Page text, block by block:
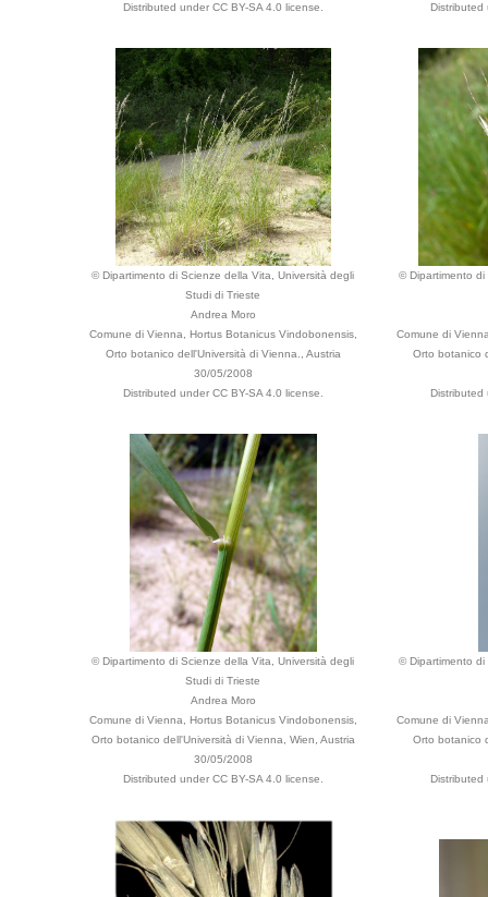
Distributed under CC BY-SA 4.0 license.
Distributed
© Dipartimento di Scienze della Vita, Università degli
Studi di Trieste
Andrea Moro
Comune di Vienna, Hortus Botanicus Vindobonensis,
Orto botanico dell'Università di Vienna., Austria
30/05/2008
Distributed under CC BY-SA 4.0 license.
© Dipartimento
Comune di
Orto botanico
Distributed
© Dipartimento di Scienze della Vita, Università degli
Studi di Trieste
Andrea Moro
Comune di Vienna, Hortus Botanicus Vindobonensis,
Orto botanico dell'Università di Vienna, Wien, Austria
30/05/2008
Distributed under CC BY-SA 4.0 license.
© Dipartimento
Comune di
Orto botanico
Distributed